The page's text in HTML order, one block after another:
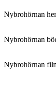
Nybrohörnan
Nybrohörnan
Nybrohörnan